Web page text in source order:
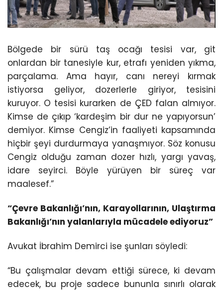
Bölgede bir sürü taş ocağı tesisi var, git
onlardan bir tanesiyle kur, etrafı yeniden yıkma,
parçalama. Ama hayır, canı nereyi kırmak
istiyorsa geliyor, dozerlerle giriyor, tesisini
kuruyor. O tesisi kurarken de ÇED falan almıyor.
Kimse de çıkıp ‘kardeşim bir dur ne yapıyorsun’
demiyor. Kimse Cengiz’in faaliyeti kapsamında
hiçbir şeyi durdurmaya yanaşmıyor. Söz konusu
Cengiz olduğu zaman dozer hızlı, yargı yavaş,
idare seyirci. Böyle yürüyen bir süreç var
maalesef.”
“Çevre Bakanlığı’nın, Karayollarının, Ulaştırma
Bakanlığı’nın yalanlarıyla mücadele ediyoruz”
Avukat İbrahim Demirci ise şunları söyledi:
“Bu çalışmalar devam ettiği sürece, ki devam
edecek, bu proje sadece bununla sınırlı olarak